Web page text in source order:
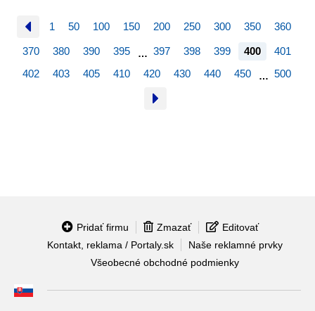
1 50 100 150 200 250 300 350 360
370 380 390 395 … 397 398 399 400
401
402
403 405 410 420 430 440 450 … 500
Pridať firmu Zmazať
Editovať
Kontakt, reklama / Portaly.sk
Naše reklamné prvky
Všeobecné obchodné podmienky